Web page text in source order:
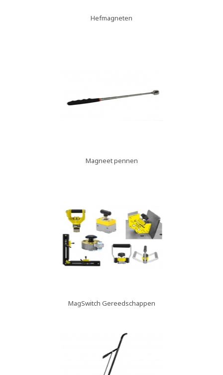
Hefmagneten
Magneet pennen
MagSwitch Gereedschappen